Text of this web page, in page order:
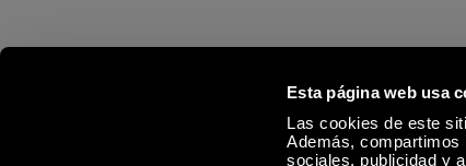
Esta página web usa
Las cookies de este
Además, compartimos
sociales, publicidad y